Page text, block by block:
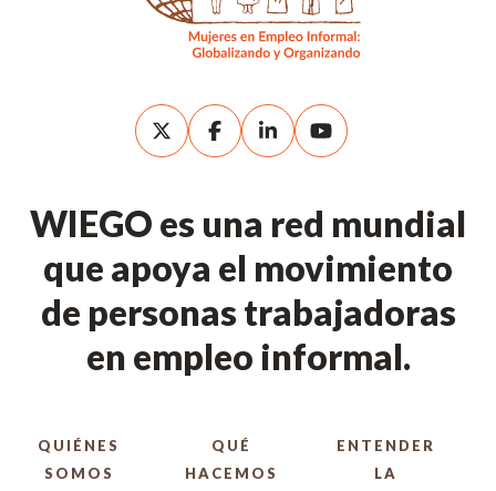
WIEGO es una red mundial
que apoya el movimiento
de personas trabajadoras
en empleo informal.
QUIÉNES
SOMOS
QUÉ
HACEMOS
ENTENDER
LA